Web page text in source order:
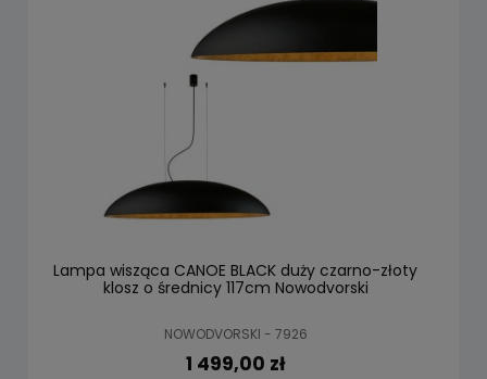
Lampa wisząca CANOE BLACK duży czarno-złoty
klosz o średnicy 117cm Nowodvorski
NOWODVORSKI - 7926
1 499,00 zł